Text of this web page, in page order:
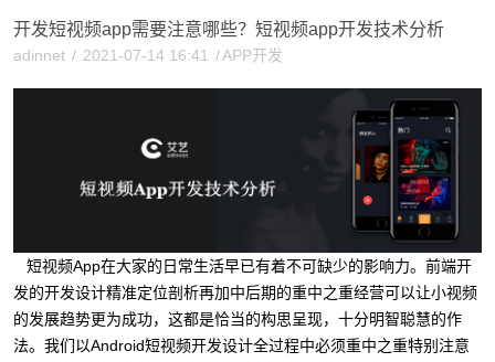
开发短视频app需要注意哪些？短视频app开发技术分析
adinnet / 2021-07-14 16:41 /APP开发
短视频App在大家的日常生活早已有着不可缺少的影响力。前端开
发的开发设计精准定位剖析再加中后期的重中之重经营可以让小视频
的发展趋势更为成功，这都是恰当的构思呈现，十分明智聪慧的作
法。我们以Android短视频开发设计全过程中必须重中之重特别注意